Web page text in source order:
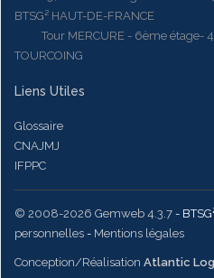
BTSG² HAUT-DE-FRANCE
Tour MERCURE - 6ème étage-
TOURCOING
Liens Utiles
Glossaire
CNAJMJ
IFPPC
© 2008-2026 Gemweb 4.3.7 -
personnelles - Mentions légales
Conception/Réalisation Atlantic Log